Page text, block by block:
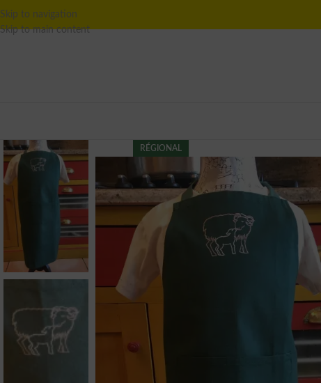
Skip to navigation
Skip to main content
RÉGIONAL